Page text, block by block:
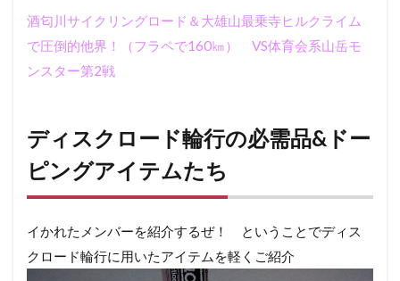
エンド
金具：
ド金具
ターカ
バー：
オース
酒匂川サイクリングロード＆大雄山最乗寺ヒルクライム
で圧倒的他界！（フラペで160㎞） VS体育会系山岳モ
ンスター第2戦
ディスクロード輪行の必需品&ドー
ピングアイテムたち
イかれたメンバーを紹介するぜ！ ということでディス
クロード輪行に用いたアイテムを軽くご紹介